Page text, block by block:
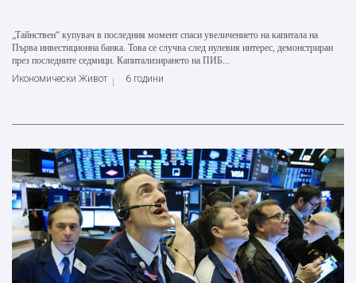
„Тайнствен“ купувач в последния момент спаси увеличението на капитала на
Първа инвестиционна банка. Това се случва след нулевия интерес, демонстриран
през последните седмици. Капитализирането на ПИБ...
Икономически Живот
6 години